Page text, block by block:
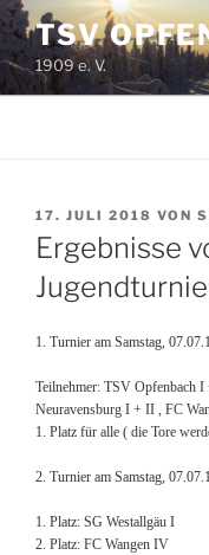
Zum
Inhalt
springen
TSV
1909 e. V.
VERÖFFENTLICHT
AM
17. JULI 2018 VON
Ergebnisse
1. Turnier am Samstag,
Teilnehmer: TSV
Neuravensburg I + II , FC
1. Platz für alle ( die Tore
2. Turnier am Samstag,
1. Platz: SG Westallgäu I
2. Platz: FC Wangen IV